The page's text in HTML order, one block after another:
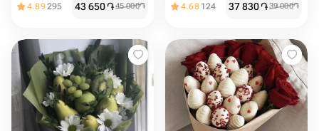
4.89295 43 650֏45 000֏ 4.68 124 37 830֏39 000֏